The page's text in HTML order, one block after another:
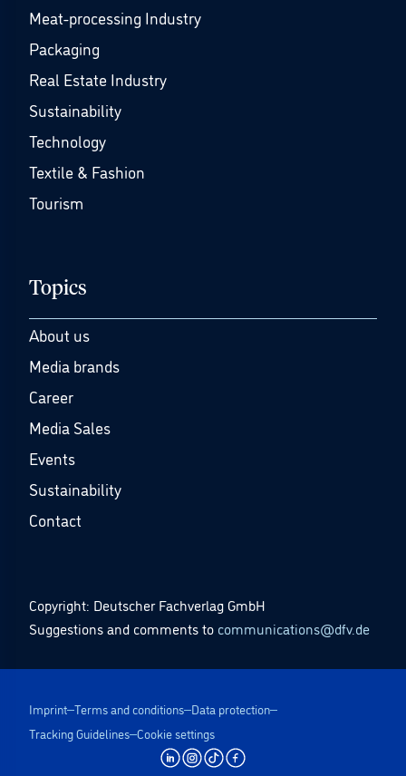
Meat-processing Industry
Packaging
Real Estate Industry
Sustainability
Technology
Textile & Fashion
Tourism
Topics
About us
Media brands
Career
Media Sales
Events
Sustainability
Contact
Copyright: Deutscher Fachverlag GmbH
Suggestions and comments to communications@dfv.de
Imprint Terms and conditions Data protection
Tracking Guidelines Cookie settings